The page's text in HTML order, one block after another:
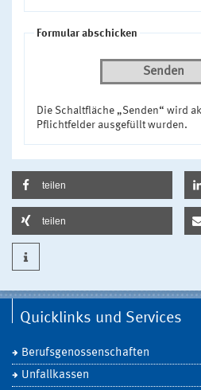
Formular abschicken
Senden
Die Schaltfläche „Senden“ wird
Pflichtfelder ausgefüllt wurden.
teilen
teilen
Quicklinks und Services
Berufsgenossenschaften
Unfallkassen